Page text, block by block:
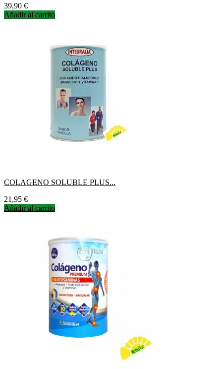
Precio
39,90 €
Añadir al carrito
COLAGENO SOLUBLE PLUS...
Precio
21,95 €
Añadir al carrito